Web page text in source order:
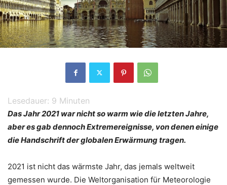
Lesedauer: 9 Minuten
Das Jahr 2021 war nicht so warm wie die letzten Jahre,
aber es gab dennoch Extremereignisse, von denen einige
die Handschrift der globalen Erwärmung tragen.
2021 ist nicht das wärmste Jahr, das jemals weltweit
gemessen wurde. Die Weltorganisation für Meteorologie